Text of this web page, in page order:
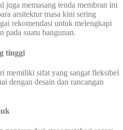
juga memasang tenda membran ini
arsitektur masa kini sering
rekomendasi untuk melengkapi
pada suatu bangunan.
tinggi
memiliki sifat yang sangat fleksibel
dengan desain dan rancangan